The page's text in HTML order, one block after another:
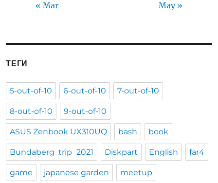
« Mar May »
ТЕГИ
5-out-of-10 6-out-of-10 7-out-of-10
8-out-of-10 9-out-of-10
ASUS Zenbook UX310UQ bash book
Bundaberg_trip_2021 Diskpart English far4
game japanese garden meetup